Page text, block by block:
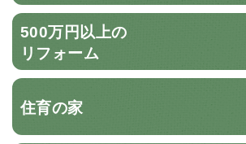
500万円以上の
リフォーム
住育の家